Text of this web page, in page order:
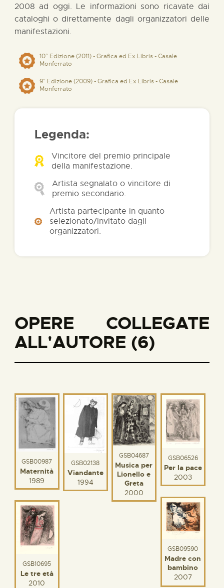
2008 ad oggi. Le informazioni sono ricavate dai
cataloghi o direttamente dagli organizzatori delle
manifestazioni.
10° Edizione (2011) - Grafica ed Ex Libris - Casale
Monferrato
9° Edizione (2009) - Grafica ed Ex Libris - Casale
Monferrato
Legenda:
Vincitore del premio principale
della manifestazione.
Artista segnalato o vincitore di
premio secondario.
Artista partecipante in quanto
selezionato/invitato dagli
organizzatori.
OPERE COLLEGATE
ALL'AUTORE (6)
GSB00987
Maternità
1989
GSB02138
Viandante
1994
GSB04687
Musica per
Lionello e
Greta
2000
GSB06526
Per la pace
2003
GSB09590
Madre con
bambino
2007
GSB10695
Le tre età
2010